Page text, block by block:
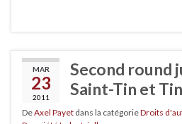
MAR
23
2011
Second round
Saint-Tin et
DeAxel Payet dans la catégorieDroits